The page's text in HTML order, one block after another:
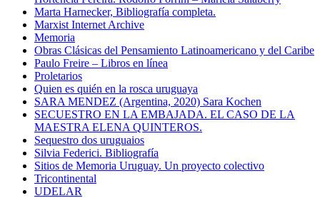
Marta Harnecker, Bibliografía completa.
Marxist Internet Archive
Memoria
Obras Clásicas del Pensamiento Latinoamericano y del Caribe
Paulo Freire – Libros en línea
Proletarios
Quien es quién en la rosca uruguaya
SARA MENDEZ (Argentina, 2020) Sara Kochen
SECUESTRO EN LA EMBAJADA. EL CASO DE LA
MAESTRA ELENA QUINTEROS.
Sequestro dos uruguaios
Silvia Federici. Bibliografía
Sitios de Memoria Uruguay. Un proyecto colectivo
Tricontinental
UDELAR